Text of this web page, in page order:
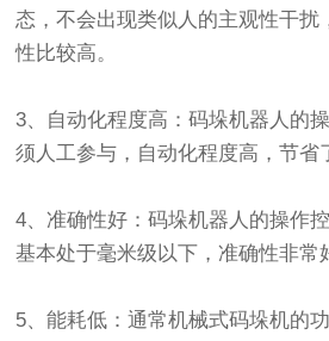
态，不会出现类似人的主观性干扰
性比较高。
3、自动化程度高：码垛机器人的
须人工参与，自动化程度高，节省
4、准确性好：码垛机器人的操作
基本处于毫米级以下，准确性非常
5、能耗低：通常机械式码垛机的